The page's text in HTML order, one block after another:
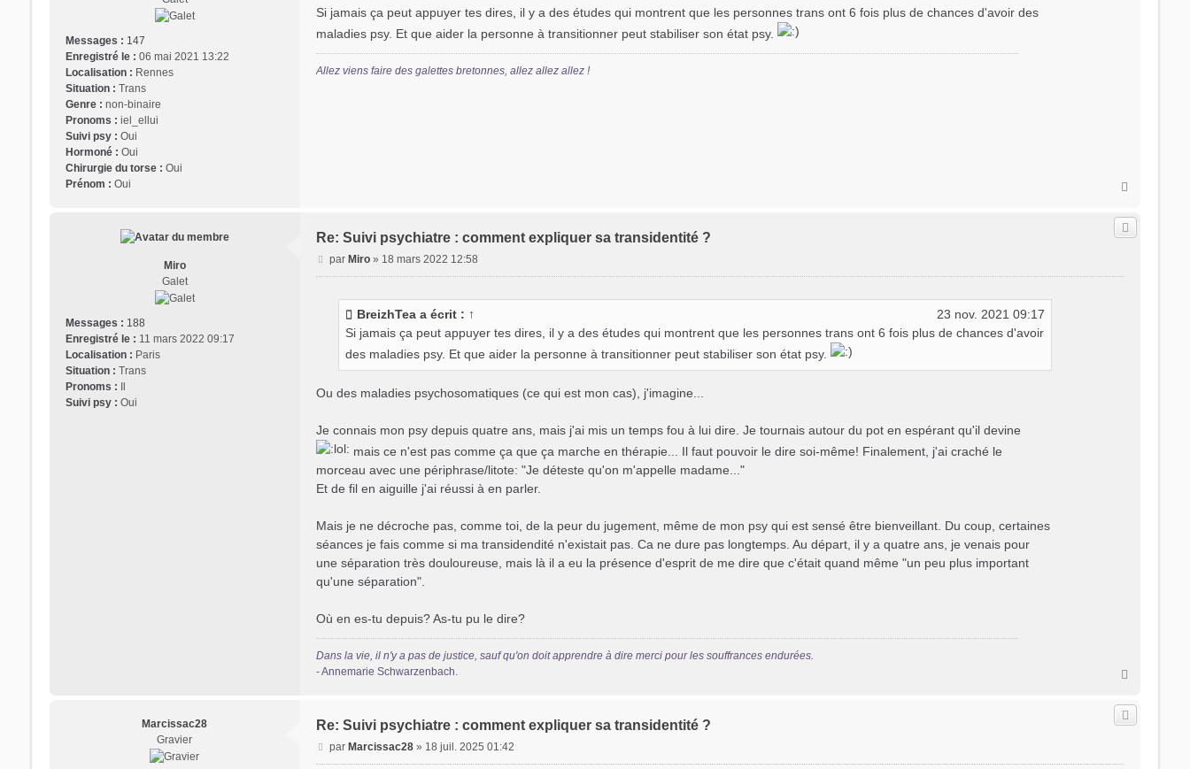
Messages : 147
Enregistré le : 06 mai 2021 13:22
Localisation : Rennes
Situation : Trans
Genre : non-binaire
Pronoms : iel_ellui
Suivi psy : Oui
Hormoné : Oui
Chirurgie du torse : Oui
Prénom : Oui
s
s
a
g
e
Si jamais ça peut appuyer tes dires, il y a des études qui montrent que les personnes trans ont 6 fois plus de chances d'avoir des
maladies psy. Et que aider la personne à transitionner peut stabiliser son état psy.
Allez viens faire des galettes bretonnes, allez allez allez !
u
Miro
Galet
Messages : 188
Enregistré le : 11 mars 2022 09:17
Localisation : Paris
Situation : Trans
Pronoms : Il
Suivi psy : Oui
Re: Suivi psychiatre : comment expliquer sa transidentité ?
M
e
parMiro » 18 mars 2022 12:58
BreizhTeaa écrit : ↑
23 nov. 2021 09:17
Si jamais ça peut appuyer tes dires, il y a des études qui montrent que les personnes trans ont 6 fois plus de chances d'avoir
des maladies psy. Et que aider la personne à transitionner peut stabiliser son état psy.
Ou des maladies psychosomatiques (ce qui est mon cas), j'imagine...
Je connais mon psy depuis quatre ans, mais j'ai mis un temps fou à lui dire. Je tournais autour du pot en espérant qu'il devine
mais ce n'est pas comme ça que ça marche en thérapie... Il faut pouvoir le dire soi-même! Finalement, j'ai craché le
morceau avec une périphrase/litote: "Je déteste qu'on m'appelle madame..."
Et de fil en aiguille j'ai réussi à en parler.
Mais je ne décroche pas, comme toi, de la peur du jugement, même de mon psy qui est sensé être bienveillant. Du coup, certaines
séances je fais comme si ma transidendité n'existait pas. Ca ne dure pas longtemps. Au départ, il y a quatre ans, je venais pour
une séparation très douloureuse, mais là il a eu la présence d'esprit de me dire que c'était quand même "un peu plus important
qu'une séparation".
Où en es-tu depuis? As-tu pu le dire?
Dans la vie, il n'y a pas de justice, sauf qu'on doit apprendre à dire merci pour les souffrances endurées.
- Annemarie Schwarzenbach.
u
Marcissac28
Gravier
Re: Suivi psychiatre : comment expliquer sa transidentité ?
M
e
parMarcissac28 » 18 juil. 2025 01:42